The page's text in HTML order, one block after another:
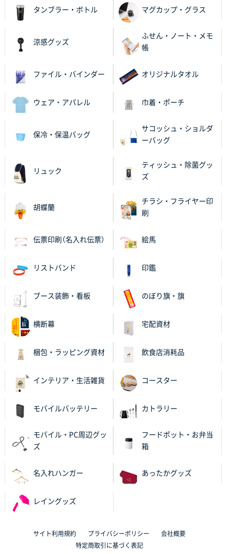
スタンダードメモ100P
100枚
ECOワンポイントポリ袋 A4サイズ（白） 1000枚
300枚
2025年11月27日 10:45
ビオトープデスクメモ100P100枚
前回同様、安心できるから
uni ジェットストリーム 05
300枚
何度か注文していて、満足していたから
神奈川県のお客様
のし文言が変更できたのと価格。
千葉県M社様
2025年11月06日 14:57
営業ご担当者さまより、ご丁寧なサポートをいただ
進められました。
大阪府V社様
【ポリ袋】特別ご注文ページ
昨年利用した時に、納期と金額面でかなり業者さんを
比較して決めさせていただきました。 昨年注文分も、
タンブラー・ボトル マグカップ・グラス
涼感グッズ
ふせん・ノート・メモ
帳
ファイル・バインダー オリジナルタオル
ウェア・アパレル 巾着・ポーチ
保冷・保温バッグ
サコッシュ・ショルダ
ーバッグ
リュック
ティッシュ・除菌グッ
ズ
胡蝶蘭
チラシ・フライヤー印
刷
伝票印刷（名入れ伝票） 絵馬
リストバンド 印鑑
ブース装飾・看板 のぼり旗・旗
横断幕 宅配資材
梱包・ラッピング資材 飲食店消耗品
インテリア・生活雑貨 コースター
モバイルバッテリー カトラリー
モバイル・PC周辺グッ
ズ
フードポット・お弁当
箱
名入れハンガー あったかグッズ
レイングッズ
サイト利用規約 プライバシーポリシー
会社概要
特定商取引に基づく表記